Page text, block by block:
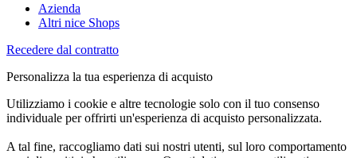
Azienda
Altri nice Shops
Recedere dal contratto
Personalizza la tua esperienza di acquisto
Utilizziamo i cookie e altre tecnologie solo con il tuo consenso
individuale per offrirti un'esperienza di acquisto personalizzata.
A tal fine, raccogliamo dati sui nostri utenti, sul loro comportamento